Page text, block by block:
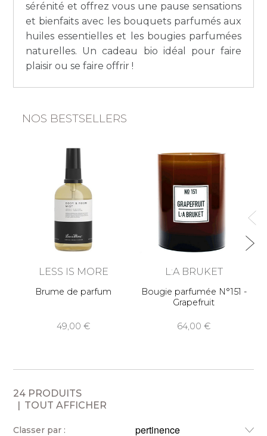
sérénité et offrez vous une pause sensations
et bienfaits avec les bouquets parfumés aux
huiles essentielles et les bougies parfumées
naturelles. Un cadeau bio idéal pour faire
plaisir ou se faire offrir !
NOS BESTSELLERS
LESS IS MORE
Brume de parfum
49,00
L:A BRUKET
Bougie parfumée N°151 -
Grapefruit
64,00
24 PRODUITS
TOUT AFFICHER
Classer par :